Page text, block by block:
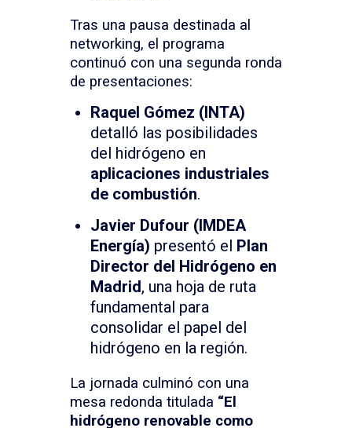
Tras una pausa destinada al
networking, el programa
continuó con una segunda ronda
de presentaciones:
Raquel Gómez (INTA)
detalló las posibilidades
del hidrógeno en
aplicaciones industriales
de combustión.
Javier Dufour (IMDEA
Energía) presentó el Plan
Director del Hidrógeno en
Madrid, una hoja de ruta
fundamental para
consolidar el papel del
hidrógeno en la región.
La jornada culminó con una
mesa redonda titulada “El
hidrógeno renovable como